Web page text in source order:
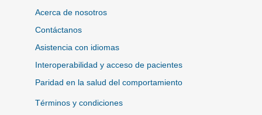
Acerca de nosotros
Contáctanos
Asistencia con idiomas
Interoperabilidad y acceso de pacientes
Paridad en la salud del comportamiento
Términos y condiciones